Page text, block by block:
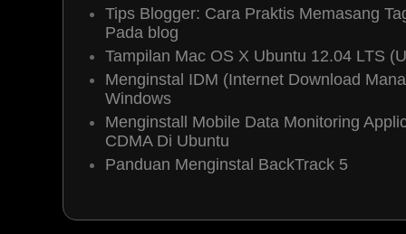
Reply
Anonymous
Kang Boja, abis "System
tetep terdeteksi dev/sda2.
dev/sda1 bisa gak?
windows), trus digabung dengan
Tips Blogger: Cara Praktis Memasang
Pada blog
Tampilan Mac OS X Ubuntu 12.04 LTS
Menginstal IDM (Internet Download
Windows
Menginstall Mobile Data Monitoring
CDMA Di Ubuntu
Panduan Menginstal BackTrack 5